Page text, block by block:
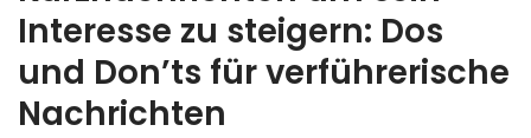
Interesse zu steigern: Dos
und Don’ts für verführerische
Nachrichten